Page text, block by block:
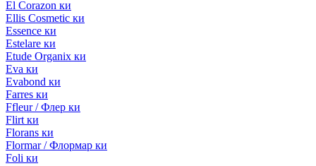
El Corazon ки
Ellis Cosmetic ки
Essence ки
Estelare ки
Etude Organix ки
Eva ки
Evabond ки
Farres ки
Ffleur / Флер ки
Flirt ки
Florans ки
Flormar / Флормар ки
Foli ки